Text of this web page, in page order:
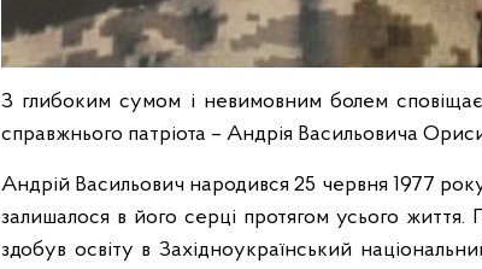
З глибоким сумом і невимовним болем
справжнього патріота – Андрія Васильовича
Андрій Васильович народився 25 червня 1977
залишалося в його серці протягом усього
здобув освіту в Західноукраїнський